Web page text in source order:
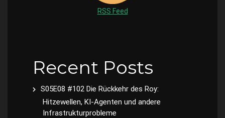
RSS Feed
Recent Posts
S05E08 #102 Die Rückkehr des Roy:
Hitzewellen, KI-Agenten und andere
Infrastrukturprobleme